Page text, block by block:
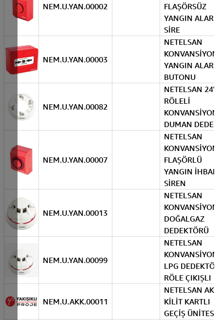
NEM.U.YAN.00002
FLAŞÖRSÜZ
YANGIN
SİRE
NEM.U.YAN.00003
NETELSAN
YANGIN
BUTONU
NEM.U.YAN.00082
NETELSAN
RÖLELİ
DUMAN
NEM.U.YAN.00007
NETELSAN
FLAŞÖRLÜ
YANGIN İHBAR
SİREN
NEM.U.YAN.00013
NETELSAN
DOĞALGAZ
DEDEKTÖRÜ
NEM.U.YAN.00099
NETELSAN
LPG
RÖLE ÇIKIŞLI
NEM.U.AKK.00011
NETELSAN
KİLİT KARTLI
GEÇİŞ ÜNİTESİ